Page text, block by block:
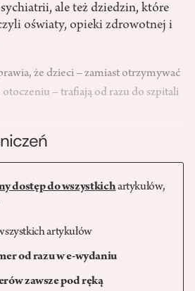
ale też dziedzin, które
oświaty, opieki zdrowotnej i
że dzieci – zamiast otrzymywać
– trafiają od razu do szpitali
dostęp do wszystkichartykułów,
artykułów
od razu w e-wydaniu
zawsze pod ręką